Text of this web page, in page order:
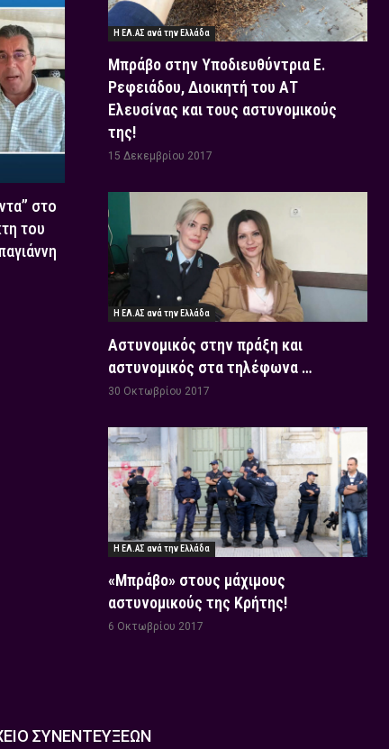
στο
του
Η ΕΛ.ΑΣ ανά την Ελλάδα
Μπράβο στην Υποδιευθύντρια Ε.
Ρεφειάδου, Διοικητή του ΑΤ
Ελευσίνας και τους αστυνομικούς
της!
15 Δεκεμβρίου 2017
Η ΕΛ.ΑΣ ανά την Ελλάδα
Αστυνομικός στην πράξη και
αστυνομικός στα τηλέφωνα …
30 Οκτωβρίου 2017
Η ΕΛ.ΑΣ ανά την Ελλάδα
«Μπράβο» στους μάχιμους
αστυνομικούς της Κρήτης!
6 Οκτωβρίου 2017
ΣΥΝΕΝΤΕΥΞΕΩΝ